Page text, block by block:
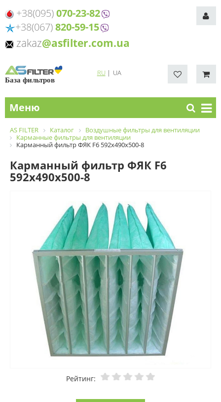
+38(095)070-23-82
+38(067)820-59-15
zakaz@asfilter.com.ua
База фильтров
RU| UA
Меню
AS FILTER Каталог
Воздушные фильтры для вентиляции
Карманные фильтры для вентиляции
Карманный фильтр ФЯК F6 592х490х500-8
Карманный фильтр ФЯК F6
592х490х500-8
Рейтинг: